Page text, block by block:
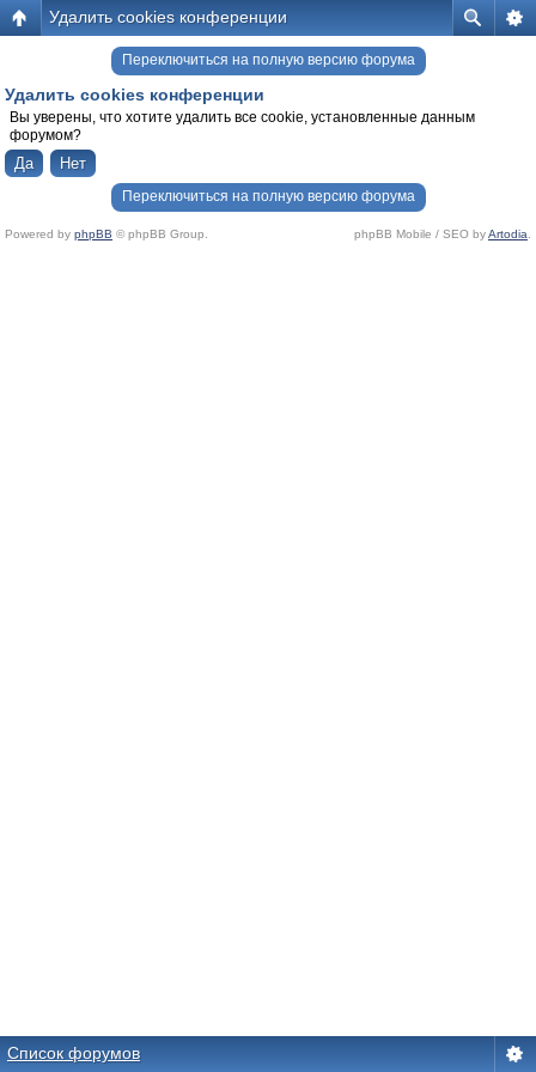
Удалить cookies конференции
Переключиться на полную версию форума
Удалить cookies конференции
Вы уверены, что хотите удалить все cookie, установленные данным
форумом?
Переключиться на полную версию форума
Powered by phpBB © phpBB Group. phpBB Mobile / SEO byArtodia
Список форумов